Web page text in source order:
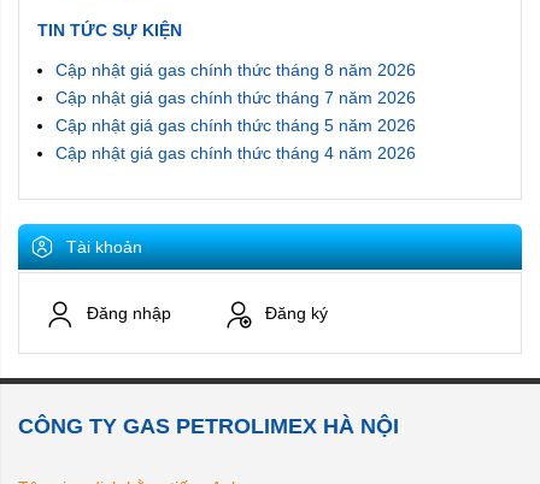
cập nhật liên tục hàng ngay trên web site.
TIN TỨC SỰ KIỆN
Cập nhật giá gas chính thức tháng 8 năm 2026
Cập nhật giá gas chính thức tháng 7 năm 2026
Cập nhật giá gas chính thức tháng 5 năm 2026
Cập nhật giá gas chính thức tháng 4 năm 2026
Tài khoản
Đăng nhập Đăng ký
CÔNG TY GAS PETROLIMEX HÀ NỘI